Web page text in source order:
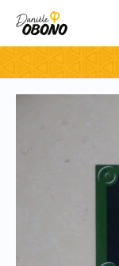
contenu